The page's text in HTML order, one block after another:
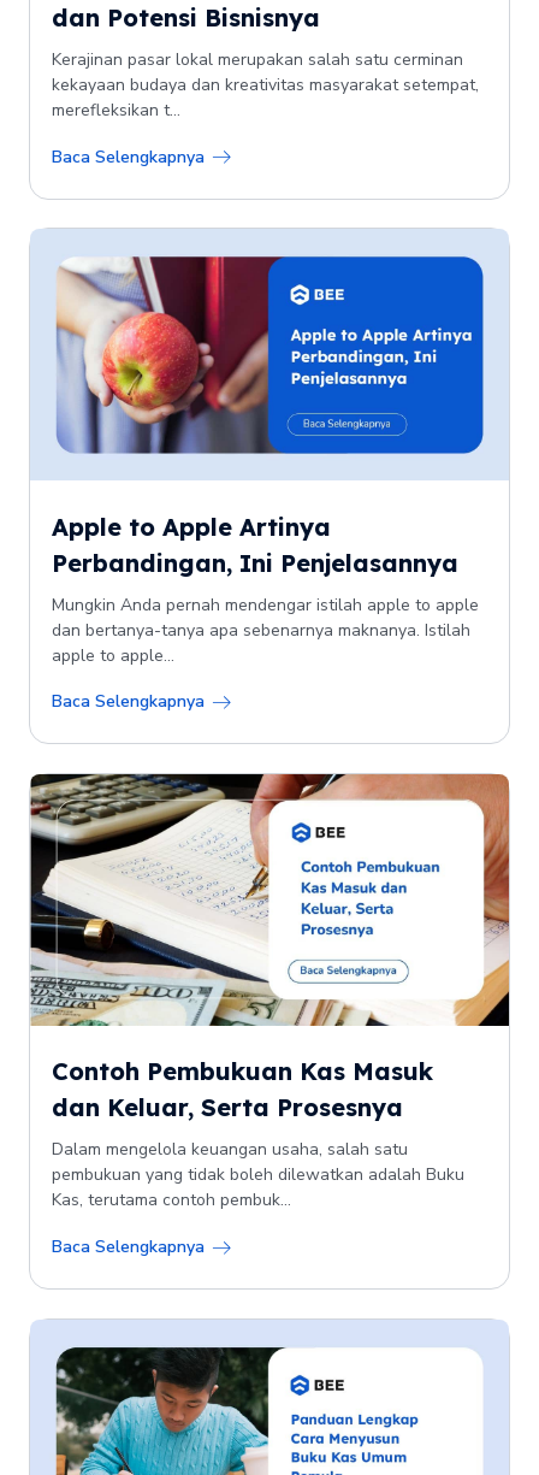
dan Potensi Bisnisnya
Kerajinan pasar lokal merupakan salah satu cerminan
kekayaan budaya dan kreativitas masyarakat setempat,
merefleksikan t...
Baca Selengkapnya
Apple to Apple Artinya
Perbandingan, Ini Penjelasannya
Mungkin Anda pernah mendengar istilah apple to apple
dan bertanya-tanya apa sebenarnya maknanya. Istilah
apple to apple...
Baca Selengkapnya
Contoh Pembukuan Kas Masuk
dan Keluar, Serta Prosesnya
Dalam mengelola keuangan usaha, salah satu
pembukuan yang tidak boleh dilewatkan adalah Buku
Kas, terutama contoh pembuk...
Baca Selengkapnya